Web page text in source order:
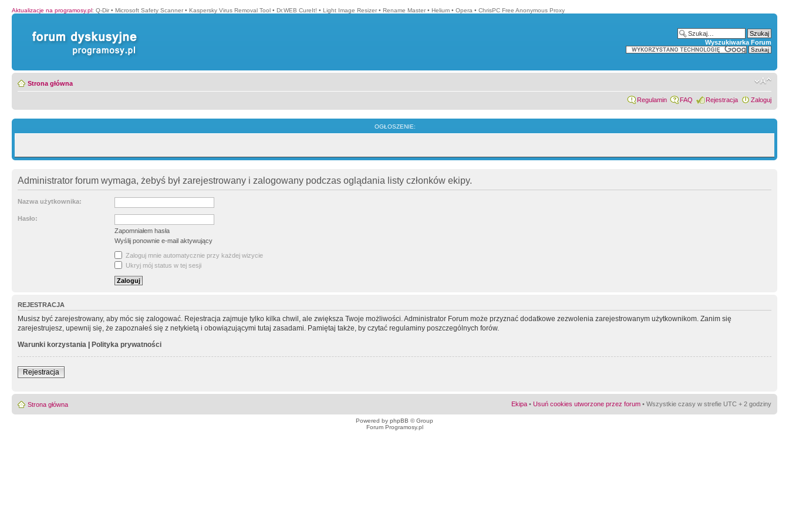
Aktualizacje na programosy.pl: Q-Dir • Microsoft Safety Scanner • Kaspersky Virus Removal Tool • Dr.WEB CureIt! • Light Image Resizer • Rename Master • Helium • Opera • ChrisPC Free Anonymous Proxy
Wyszukiwarka Forum
Strona główna
Regulamin FAQ Rejestracja Zaloguj
OGŁOSZENIE:
Administrator forum wymaga, żebyś był zarejestrowany i zalogowany podczas oglądania listy członków ekipy.
Nazwa użytkownika:
Hasło:
Zapomniałem hasła
Wyślij ponownie e-mail aktywujący
Zaloguj mnie automatycznie przy każdej wizycie
Ukryj mój status w tej sesji
REJESTRACJA
Musisz być zarejestrowany, aby móc się zalogować. Rejestracja zajmuje tylko kilka chwil, ale zwiększa Twoje możliwości. Administrator Forum może przyznać dodatkowe zezwolenia zarejestrowanym użytkownikom. Zanim się
zarejestrujesz, upewnij się, że zapoznałeś się z netykietą i obowiązującymi tutaj zasadami. Pamiętaj także, by czytać regulaminy poszczególnych forów.
Warunki korzystania | Polityka prywatności
Rejestracja
Strona główna Ekipa • Usuń cookies utworzone przez forum • Wszystkie czasy w strefie UTC + 2 godziny
Powered by phpBB © Group
Forum Programosy.pl